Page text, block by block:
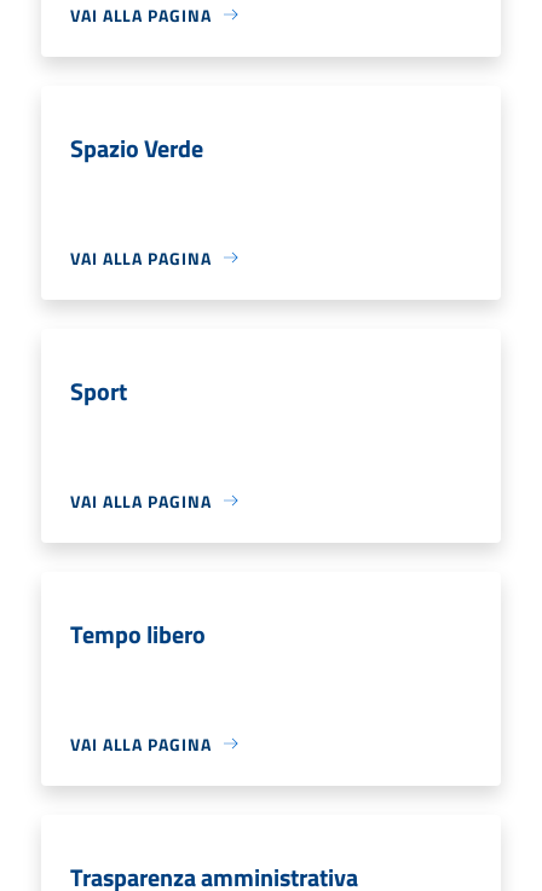
VAI ALLA PAGINA
Spazio Verde
VAI ALLA PAGINA
Sport
VAI ALLA PAGINA
Tempo libero
VAI ALLA PAGINA
Trasparenza amministrativa